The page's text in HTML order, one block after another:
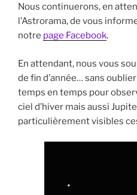
Nous continuerons, en
l’Astrorama, de vous
notre page Facebook.
En attendant, nous vous
de fin d’année… sans
temps en temps pour
ciel d’hiver mais aussi
particulièrement visibles